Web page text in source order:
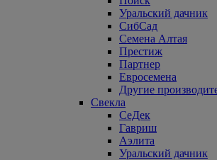
Уральский дачник
СибСад
Семена Алтая
Престиж
Партнер
Евросемена
Другие
Свекла
СеДек
Гавриш
Аэлита
Уральский дачник